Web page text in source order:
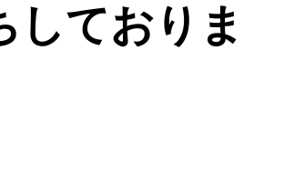
しておりま